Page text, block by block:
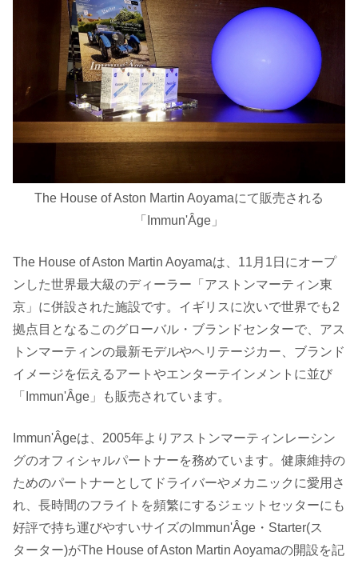
The House of Aston Martin Aoyamaにて販売される
「Immun'Âge」
The House of Aston Martin Aoyamaは、11月1日にオープ
ンした世界最大級のディーラー「アストンマーティン東
京」に併設された施設です。イギリスに次いで世界でも2
拠点目となるこのグローバル・ブランドセンターで、アス
トンマーティンの最新モデルやヘリテージカー、ブランド
イメージを伝えるアートやエンターテインメントに並び
「Immun'Âge」も販売されています。
Immun'Âgeは、2005年よりアストンマーティンレーシン
グのオフィシャルパートナーを務めています。健康維持の
ためのパートナーとしてドライバーやメカニックに愛用さ
れ、長時間のフライトを頻繁にするジェットセッターにも
好評で持ち運びやすいサイズのImmun'Âge・Starter(ス
ターター)がThe House of Aston Martin Aoyamaの開設を記